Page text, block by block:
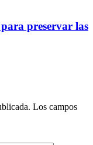
preservar las
Los campos